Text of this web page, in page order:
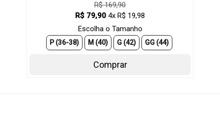
R$ 169,90
R$ 79,90 4x R$ 19,98
Escolha o Tamanho
P (36-38) M (40) G (42) GG (44)
Comprar